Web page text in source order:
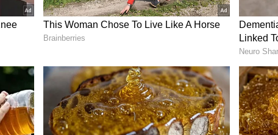
சிரோஸ், இடவசதிக்காக (Space) பெயர்
மேலேயும் பெரிய கண்ணாடி கூரை
தான். அதனை இந்த கார் வழங்குகிறது.
இந்த காரின் எச்டிகே+ (HTK+) மாடலில்
இதில் ஆட்டோமேட்டிக் கிளைமேட்